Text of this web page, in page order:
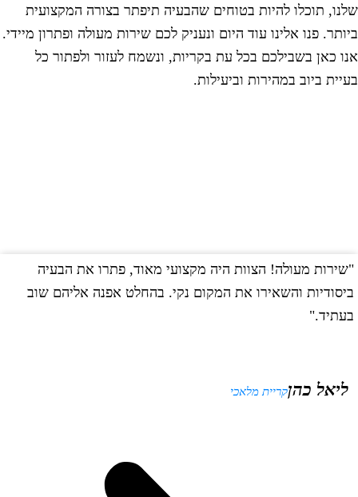
תוכלו להיות בטוחים שהבעיה תיפתר בצורה המקצועית
פנו אלינו עוד היום ונעניק לכם שירות מעולה ופתרון מיידי.
כאן בשבילכם בכל עת בקריות, ונשמח לעזור ולפתור כל
ביוב במהירות וביעילות.
מעולה! הצוות היה מקצועי מאוד, פתרו את הבעיה
והשאירו את המקום נקי. בהחלט אפנה אליהם שוב
ליאל כהןקריית מלאכי